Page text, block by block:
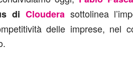
di Cloudera sottolinea
delle imprese, nel